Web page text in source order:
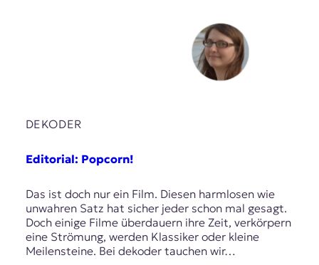
DEKODER
Editorial: Popcorn!
Das ist doch nur ein Film. Diesen harmlosen wie
unwahren Satz hat sicher jeder schon mal gesagt.
Doch einige Filme überdauern ihre Zeit, verkörpern
eine Strömung, werden Klassiker oder kleine
Meilensteine. Bei dekoder tauchen wir…